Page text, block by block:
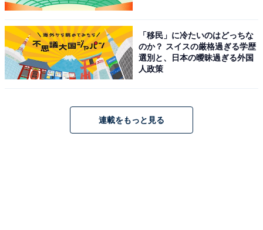
「移民」に冷たいのはどっちな
のか？ スイスの厳格過ぎる学歴
選別と、日本の曖昧過ぎる外国
人政策
連載をもっと見る